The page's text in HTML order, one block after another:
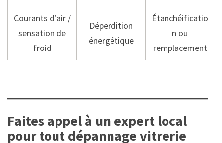
Courants d’air /
sensation de
froid
Déperdition
énergétique
Étanchéificatio
n ou
remplacement
Faites appel à un expert local
pour tout dépannage vitrerie